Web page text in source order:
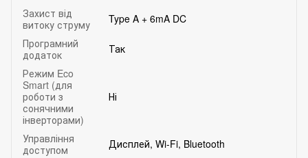
Захист від
витоку струму
Type A + 6mA DC
Програмний
додаток
Так
Режим Eco
Smart (для
роботи з
сонячними
інверторами)
Ні
Управління
доступом
Дисплей, Wi-Fi, Bluetooth